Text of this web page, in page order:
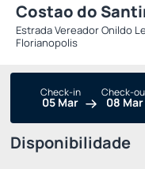
Costao do
Estrada Vereador Onildo
Florianopolis
Check-in
05 Mar
Check-
08 Mar
Disponibilidade